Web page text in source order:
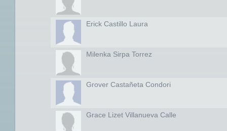
Erick Castillo Laura
Milenka Sirpa Torrez
Grover Castañeta Condori
Grace Lizet Villanueva Calle